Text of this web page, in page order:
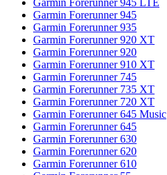
Garmin Forerunner 945 LTE
Garmin Forerunner 945
Garmin Forerunner 935
Garmin Forerunner 920 XT
Garmin Forerunner 920
Garmin Forerunner 910 XT
Garmin Forerunner 745
Garmin Forerunner 735 XT
Garmin Forerunner 720 XT
Garmin Forerunner 645 Music
Garmin Forerunner 645
Garmin Forerunner 630
Garmin Forerunner 620
Garmin Forerunner 610